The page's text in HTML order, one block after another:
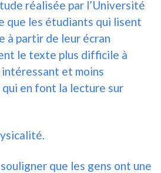
réalisée par l’Université
que les étudiants qui lisent
à partir de leur écran
le texte plus difficile à
intéressant et moins
en font la lecture sur
que les gens ont une